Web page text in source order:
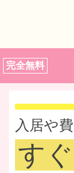
完全無料
入居や
す